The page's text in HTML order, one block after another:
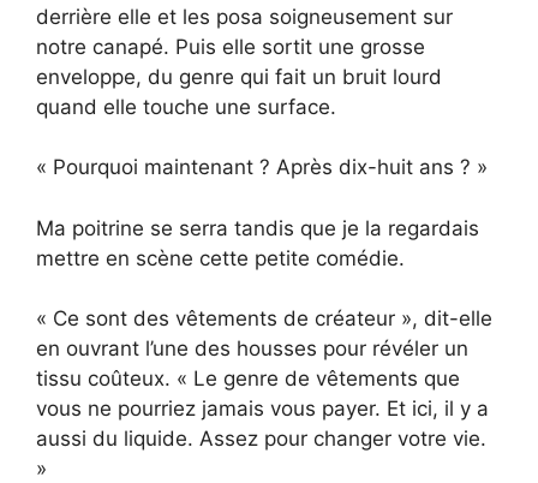
derrière elle et les posa soigneusement sur
notre canapé. Puis elle sortit une grosse
enveloppe, du genre qui fait un bruit lourd
quand elle touche une surface.
« Pourquoi maintenant ? Après dix-huit ans ? »
Ma poitrine se serra tandis que je la regardais
mettre en scène cette petite comédie.
« Ce sont des vêtements de créateur », dit-elle
en ouvrant l’une des housses pour révéler un
tissu coûteux. « Le genre de vêtements que
vous ne pourriez jamais vous payer. Et ici, il y a
aussi du liquide. Assez pour changer votre vie.
»